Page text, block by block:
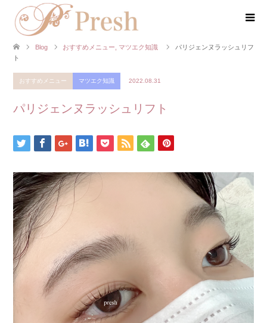
Blog おすすめメニュー マツエク知識
パリジェンヌラッシュリフ
ト
おすすめメニュー マツエク知識 2022.08.31
パリジェンヌラッシュリフト